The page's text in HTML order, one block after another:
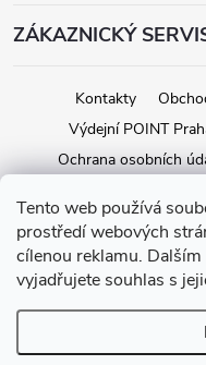
Tento web používá
prostředí webových
cílenou reklamu.
vyjadřujete souhlas s
ZÁKAZNICKÝ
Kontakty
Výdejní POINT
Ochrana osobních
Copyright 2026iStage.cz.